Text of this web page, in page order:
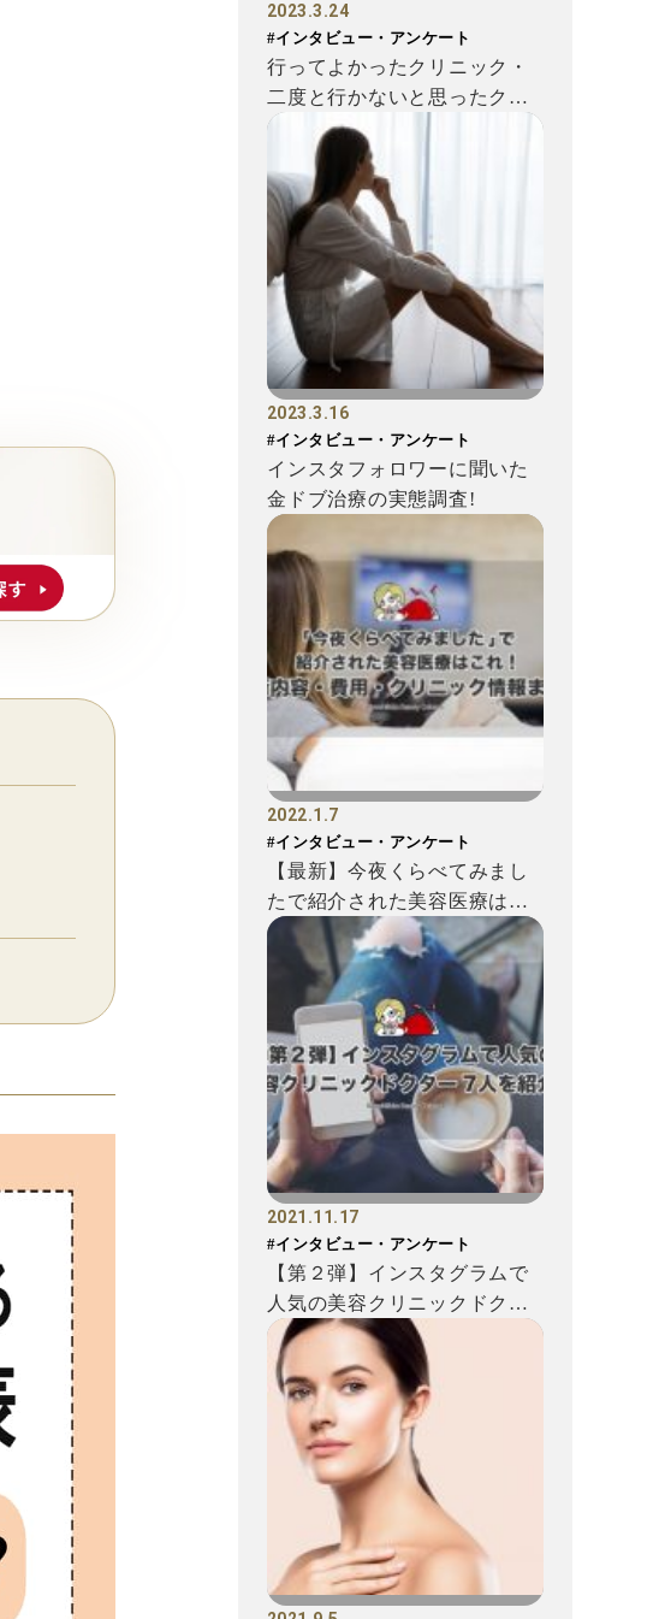
2021.11.17
#インタビュー・アンケート
【第２弾】インスタグラムで
人気の美容クリニックドクタ
ー7人を紹介！
2022.1.7
#インタビュー・アンケート
【最新】今夜くらべてみまし
たで紹介された美容医療はこ
れ！施術内容・費用・クリニ
ッ...
2023.3.16
#インタビュー・アンケート
インスタフォロワーに聞いた
金ドブ治療の実態調査!
2023.3.24
#インタビュー・アンケート
行ってよかったクリニック・
二度と行かないと思ったクリ
ニックに関するアンケート結